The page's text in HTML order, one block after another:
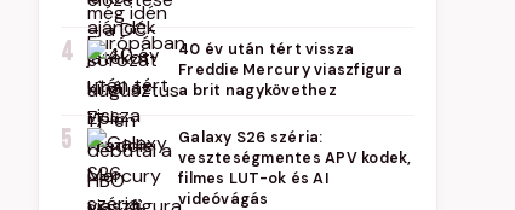
4
40 év után tért vissza
Freddie Mercury viaszfigura
a brit nagykövethez
5
Galaxy S26 széria:
veszteségmentes APV kodek,
filmes LUT-ok és AI
videóvágás